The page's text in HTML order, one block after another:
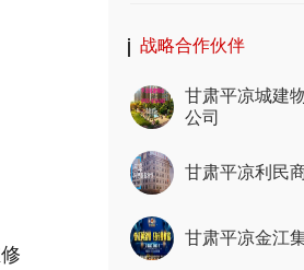
战略合作伙伴
甘肃平凉城建
公司
甘肃平凉利民
甘肃平凉金江